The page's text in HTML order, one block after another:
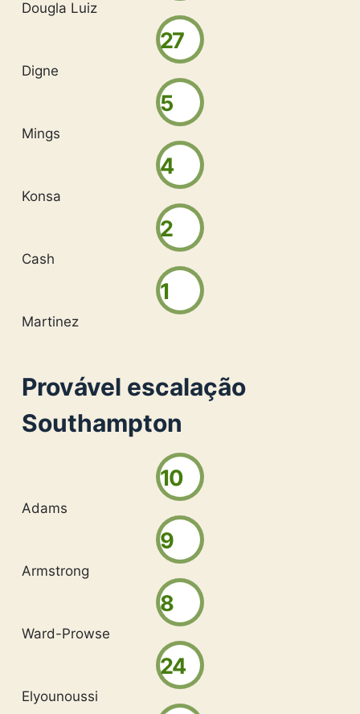
Dougla Luiz
27
Digne
5
Mings
4
Konsa
2
Cash
1
Martinez
Provável escalação
Southampton
10
Adams
9
Armstrong
8
Ward-Prowse
24
Elyounoussi